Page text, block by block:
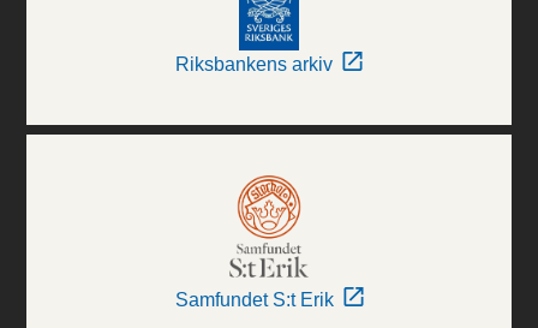
Riksbankens arkiv
Samfundet S:t Erik